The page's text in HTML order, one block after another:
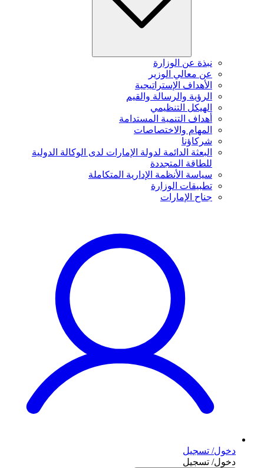
نبذة عن الوزارة
عن معالي الوزير
الأهداف الإستراتيجية
الرؤية والرسالة والقيم
الهيكل التنظيمي
أهداف التنمية المستدامة
المهام والاختصاصات
شركاؤنا
البعثة الدائمة لدولة الإمارات لدى الوكالة الدولية
للطاقة المتجددة
سياسة الأنظمة الإدارية المتكاملة
تطبيقات الوزارة
جناح الإمارات
دخول/ تسجيل
دخول/ تسجيل